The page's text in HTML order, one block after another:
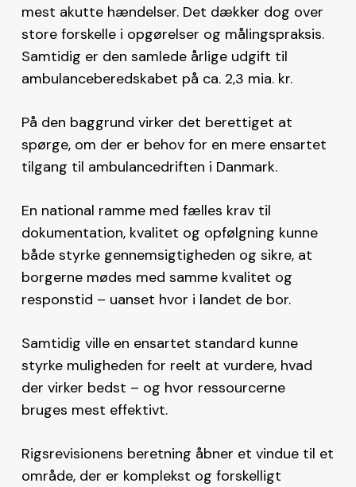
mest akutte hændelser. Det dækker dog over
store forskelle i opgørelser og målingspraksis.
Samtidig er den samlede årlige udgift til
ambulanceberedskabet på ca. 2,3 mia. kr.
På den baggrund virker det berettiget at
spørge, om der er behov for en mere ensartet
tilgang til ambulancedriften i Danmark.
En national ramme med fælles krav til
dokumentation, kvalitet og opfølgning kunne
både styrke gennemsigtigheden og sikre, at
borgerne mødes med samme kvalitet og
responstid – uanset hvor i landet de bor.
Samtidig ville en ensartet standard kunne
styrke muligheden for reelt at vurdere, hvad
der virker bedst – og hvor ressourcerne
bruges mest effektivt.
Rigsrevisionens beretning åbner et vindue til et
område, der er komplekst og forskelligt